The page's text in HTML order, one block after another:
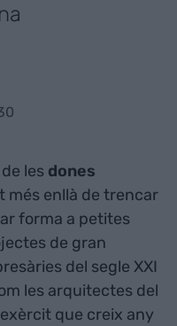
les dones
més enllà de trencar
forma a petites
de gran
del segle XXI
les arquitectes del
que creix any